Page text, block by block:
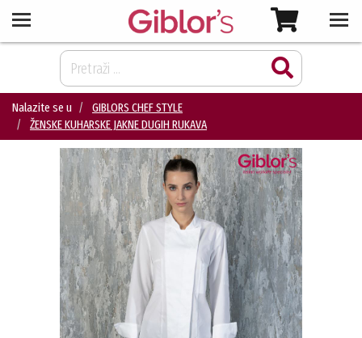
Nalazite se u
GIBLORS CHEF STYLE
ŽENSKE KUHARSKE JAKNE DUGIH RUKAVA